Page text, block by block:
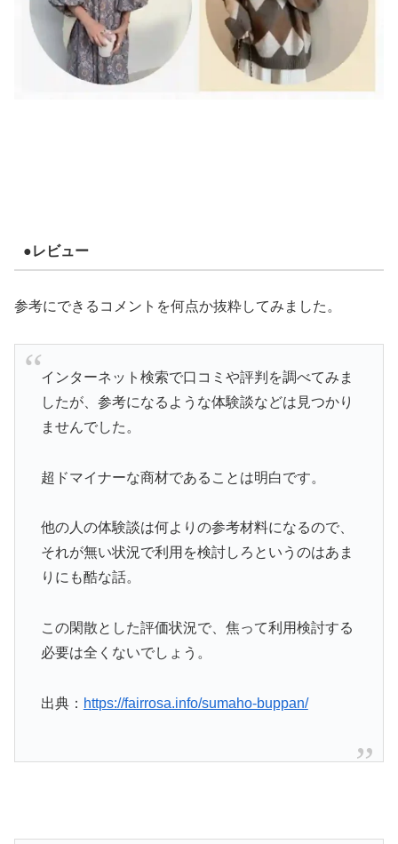
●レビュー
参考にできるコメントを何点か抜粋してみました。
インターネット検索で口コミや評判を調べてみま
したが、参考になるような体験談などは見つかり
ませんでした。
超ドマイナーな商材であることは明白です。
他の人の体験談は何よりの参考材料になるので、
それが無い状況で利用を検討しろというのはあま
りにも酷な話。
この閑散とした評価状況で、焦って利用検討する
必要は全くないでしょう。
出典： https://fairrosa.info/sumaho-buppan/